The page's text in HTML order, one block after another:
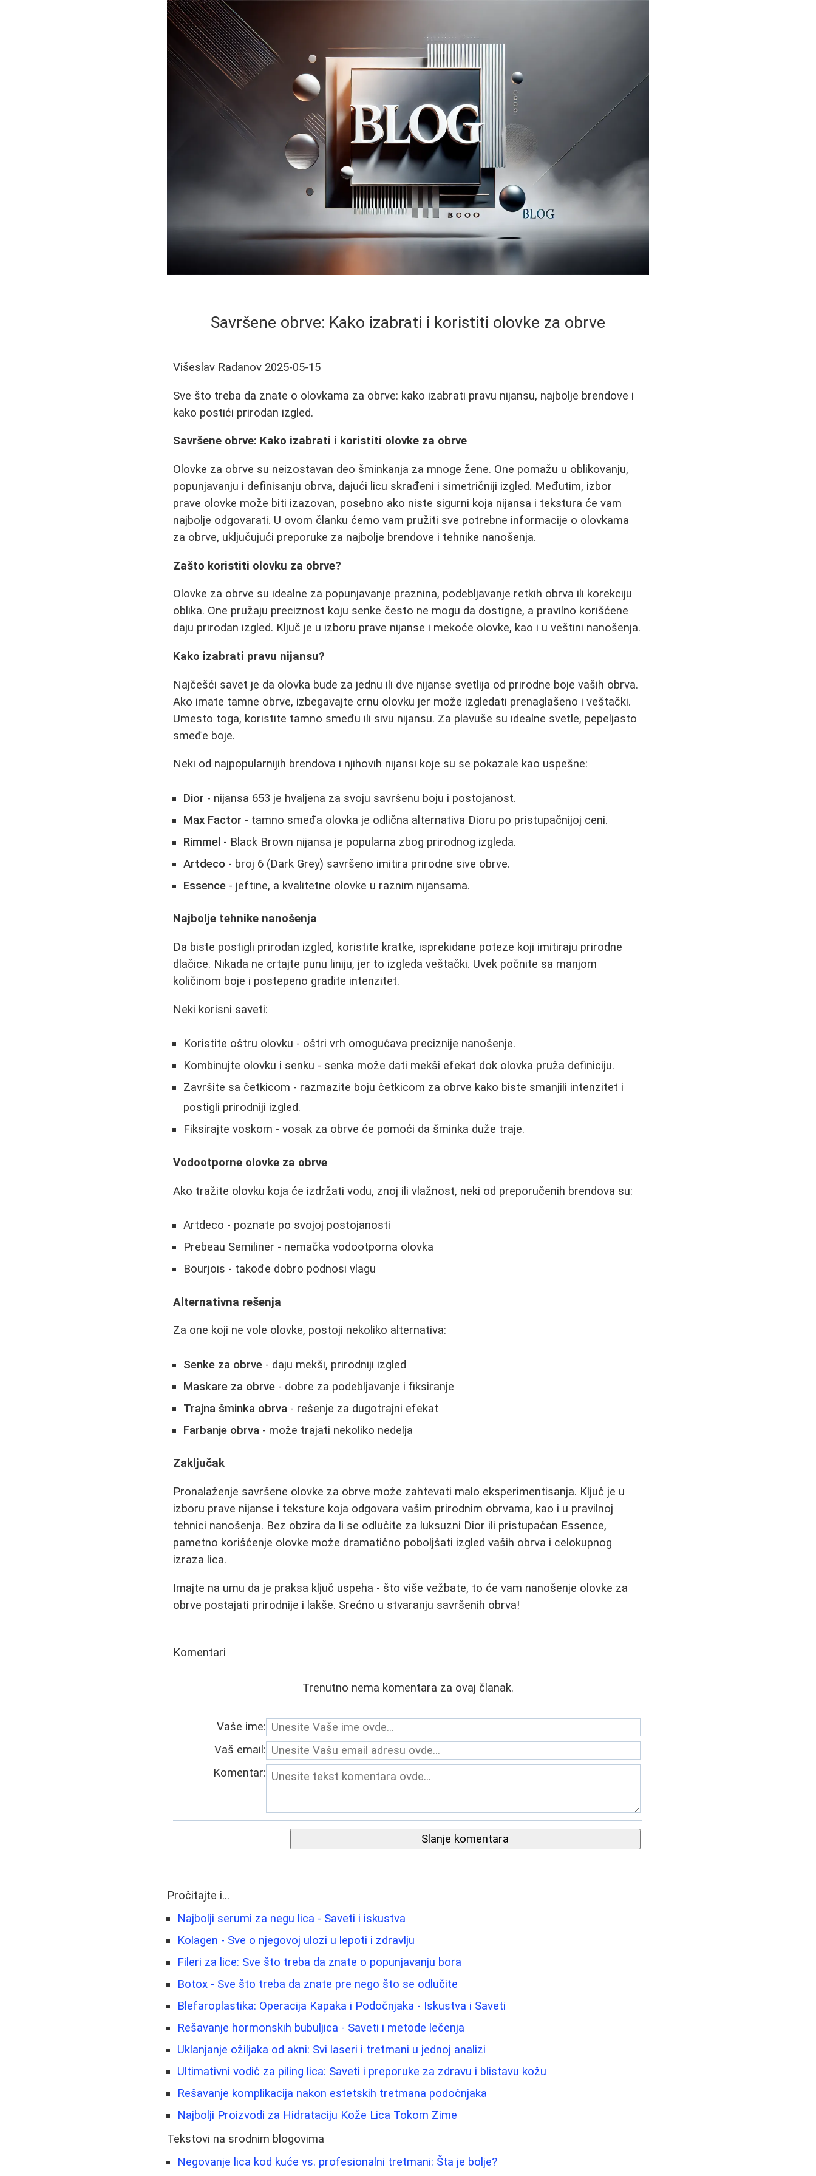
Savršene obrve: Kako izabrati i koristiti olovke za obrve
Višeslav Radanov 2025-05-15
Sve što treba da znate o olovkama za obrve: kako izabrati pravu nijansu, najbolje brendove i
kako postići prirodan izgled.
Savršene obrve: Kako izabrati i koristiti olovke za obrve
Olovke za obrve su neizostavan deo šminkanja za mnoge žene. One pomažu u oblikovanju,
popunjavanju i definisanju obrva, dajući licu skrađeni i simetričniji izgled. Međutim, izbor
prave olovke može biti izazovan, posebno ako niste sigurni koja nijansa i tekstura će vam
najbolje odgovarati. U ovom članku ćemo vam pružiti sve potrebne informacije o olovkama
za obrve, uključujući preporuke za najbolje brendove i tehnike nanošenja.
Zašto koristiti olovku za obrve?
Olovke za obrve su idealne za popunjavanje praznina, podebljavanje retkih obrva ili korekciju
oblika. One pružaju preciznost koju senke često ne mogu da dostigne, a pravilno korišćene
daju prirodan izgled. Ključ je u izboru prave nijanse i mekoće olovke, kao i u veštini nanošenja.
Kako izabrati pravu nijansu?
Najčešći savet je da olovka bude za jednu ili dve nijanse svetlija od prirodne boje vaših obrva.
Ako imate tamne obrve, izbegavajte crnu olovku jer može izgledati prenaglašeno i veštački.
Umesto toga, koristite tamno smeđu ili sivu nijansu. Za plavuše su idealne svetle, pepeljasto
smeđe boje.
Neki od najpopularnijih brendova i njihovih nijansi koje su se pokazale kao uspešne:
Dior - nijansa 653 je hvaljena za svoju savršenu boju i postojanost.
Max Factor - tamno smeđa olovka je odlična alternativa Dioru po pristupačnijoj ceni.
Rimmel - Black Brown nijansa je popularna zbog prirodnog izgleda.
Artdeco - broj 6 (Dark Grey) savršeno imitira prirodne sive obrve.
Essence - jeftine, a kvalitetne olovke u raznim nijansama.
Najbolje tehnike nanošenja
Da biste postigli prirodan izgled, koristite kratke, isprekidane poteze koji imitiraju prirodne
dlačice. Nikada ne crtajte punu liniju, jer to izgleda veštački. Uvek počnite sa manjom
količinom boje i postepeno gradite intenzitet.
Neki korisni saveti:
Koristite oštru olovku - oštri vrh omogućava preciznije nanošenje.
Kombinujte olovku i senku - senka može dati mekši efekat dok olovka pruža definiciju.
Završite sa četkicom - razmazite boju četkicom za obrve kako biste smanjili intenzitet i
postigli prirodniji izgled.
Fiksirajte voskom - vosak za obrve će pomoći da šminka duže traje.
Vodootporne olovke za obrve
Ako tražite olovku koja će izdržati vodu, znoj ili vlažnost, neki od preporučenih brendova su:
Artdeco - poznate po svojoj postojanosti
Prebeau Semiliner - nemačka vodootporna olovka
Bourjois - takođe dobro podnosi vlagu
Alternativna rešenja
Za one koji ne vole olovke, postoji nekoliko alternativa:
Senke za obrve - daju mekši, prirodniji izgled
Maskare za obrve - dobre za podebljavanje i fiksiranje
Trajna šminka obrva - rešenje za dugotrajni efekat
Farbanje obrva - može trajati nekoliko nedelja
Zaključak
Pronalaženje savršene olovke za obrve može zahtevati malo eksperimentisanja. Ključ je u
izboru prave nijanse i teksture koja odgovara vašim prirodnim obrvama, kao i u pravilnoj
tehnici nanošenja. Bez obzira da li se odlučite za luksuzni Dior ili pristupačan Essence,
pametno korišćenje olovke može dramatično poboljšati izgled vaših obrva i celokupnog
izraza lica.
Imajte na umu da je praksa ključ uspeha - što više vežbate, to će vam nanošenje olovke za
obrve postajati prirodnije i lakše. Srećno u stvaranju savršenih obrva!
Komentari
Trenutno nema komentara za ovaj članak.
Vaše ime:
Vaš email:
Komentar:
Slanje komentara
Pročitajte i...
Najbolji serumi za negu lica - Saveti i iskustva
Kolagen - Sve o njegovoj ulozi u lepoti i zdravlju
Fileri za lice: Sve što treba da znate o popunjavanju bora
Botox - Sve što treba da znate pre nego što se odlučite
Blefaroplastika: Operacija Kapaka i Podočnjaka - Iskustva i Saveti
Rešavanje hormonskih bubuljica - Saveti i metode lečenja
Uklanjanje ožiljaka od akni: Svi laseri i tretmani u jednoj analizi
Ultimativni vodič za piling lica: Saveti i preporuke za zdravu i blistavu kožu
Rešavanje komplikacija nakon estetskih tretmana podočnjaka
Najbolji Proizvodi za Hidrataciju Kože Lica Tokom Zime
Tekstovi na srodnim blogovima
Negovanje lica kod kuće vs. profesionalni tretmani: Šta je bolje?